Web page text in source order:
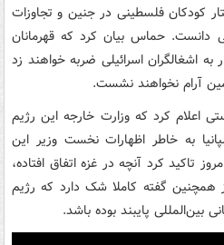
کودکان فلسطینی در جنین و تجاوزات
دانست. حماس بیان کرد که قهرمانان
اشغالگران اسرائیلی ضربه خواهند زد
آرام نخواهند نشست.
اعلام کرد که وزارت خارجه این رژیم
به خاطر اظهارات نخست وزیر این
تاکید کرد آنچه در غزه اتفاق افتاده،
همچنین گفته کاملا شک دارد که رژیم
بین‌المللی پایبند بوده باشد.